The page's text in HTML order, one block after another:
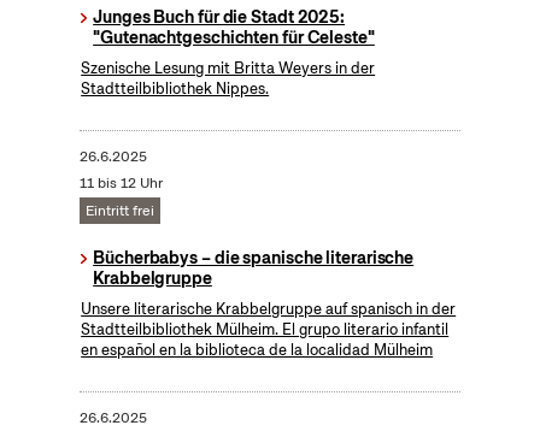
Junges Buch für die Stadt 2025:
"Gutenachtgeschichten für Celeste"
Szenische Lesung mit Britta Weyers in der
Stadtteilbibliothek Nippes.
26.6.2025
11 bis 12 Uhr
Eintritt frei
Bücherbabys – die spanische literarische
Krabbelgruppe
Unsere literarische Krabbelgruppe auf spanisch in der
Stadtteilbibliothek Mülheim. El grupo literario infantil
en español en la biblioteca de la localidad Mülheim
26.6.2025